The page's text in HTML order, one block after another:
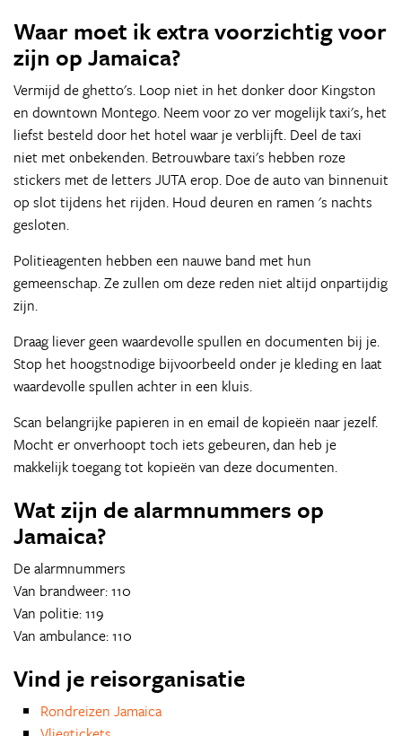
Waar moet ik extra voorzichtig voor
zijn op Jamaica?
Vermijd de ghetto's. Loop niet in het donker door Kingston
en downtown Montego. Neem voor zo ver mogelijk taxi's, het
liefst besteld door het hotel waar je verblijft. Deel de taxi
niet met onbekenden. Betrouwbare taxi's hebben roze
stickers met de letters JUTA erop. Doe de auto van binnenuit
op slot tijdens het rijden. Houd deuren en ramen 's nachts
gesloten.
Politieagenten hebben een nauwe band met hun
gemeenschap. Ze zullen om deze reden niet altijd onpartijdig
zijn.
Draag liever geen waardevolle spullen en documenten bij je.
Stop het hoogstnodige bijvoorbeeld onder je kleding en laat
waardevolle spullen achter in een kluis.
Scan belangrijke papieren in en email de kopieën naar jezelf.
Mocht er onverhoopt toch iets gebeuren, dan heb je
makkelijk toegang tot kopieën van deze documenten.
Wat zijn de alarmnummers op
Jamaica?
De alarmnummers
Van brandweer: 110
Van politie: 119
Van ambulance: 110
Vind je reisorganisatie
Rondreizen Jamaica